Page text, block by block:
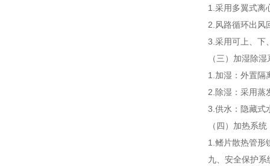
1.采用多翼式离
2.风路循环出风
3.采用可上、下
（三）加湿除
1.加湿：外置隔
2.除湿：采用蒸
3.供水：隐藏式
（四）加热系统
1.鳍片散热管形
九、 安全保护系